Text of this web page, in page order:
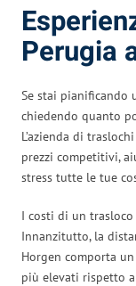
Perugia
Se stai pianificando
chiedendo quanto
L’azienda di
prezzi competitivi,
stress tutte le tue
I costi di un
Innanzitutto, la
Horgen comporta
più elevati rispetto